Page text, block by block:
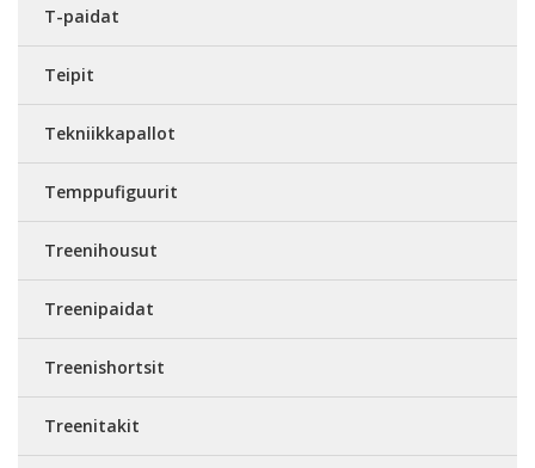
T-paidat
Teipit
Tekniikkapallot
Temppufiguurit
Treenihousut
Treenipaidat
Treenishortsit
Treenitakit